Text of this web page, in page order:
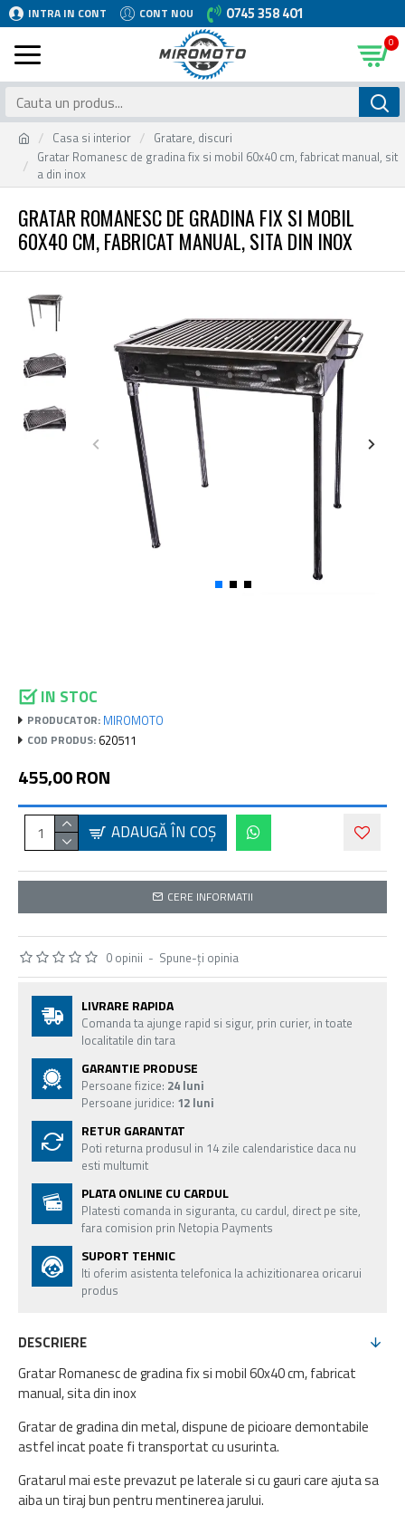
INTRA IN CONT CONT NOU 0745 358 401
0
Casa si interior
Gratare, discuri
Gratar Romanesc de gradina fix si mobil 60x40 cm, fabricat manual, sit
a din inox
GRATAR ROMANESC DE GRADINA FIX SI MOBIL
60X40 CM, FABRICAT MANUAL, SITA DIN INOX
IN STOC
PRODUCATOR: MIROMOTO
COD PRODUS: 620511
0 opinii - Spune-ţi opinia
455,00 RON
ADAUGĂ ÎN COŞ
CERE INFORMATII
LIVRARE RAPIDA
Comanda ta ajunge rapid si sigur, prin curier, in toate
localitatile din tara
GARANTIE PRODUSE
Persoane fizice: 24 luni
Persoane juridice: 12 luni
RETUR GARANTAT
Poti returna produsul in 14 zile calendaristice daca nu
esti multumit
PLATA ONLINE CU CARDUL
Platesti comanda in siguranta, cu cardul, direct pe site,
fara comision prin Netopia Payments
SUPORT TEHNIC
Iti oferim asistenta telefonica la achizitionarea oricarui
produs
DESCRIERE
Gratar Romanesc de gradina fix si mobil 60x40 cm, fabricat
manual, sita din inox
Gratar de gradina din metal, dispune de picioare demontabile
astfel incat poate fi transportat cu usurinta.
Gratarul mai este prevazut pe laterale si cu gauri care ajuta sa
aiba un tiraj bun pentru mentinerea jarului.